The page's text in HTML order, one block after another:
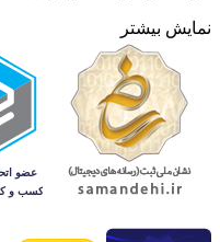
نمایش بیشتر